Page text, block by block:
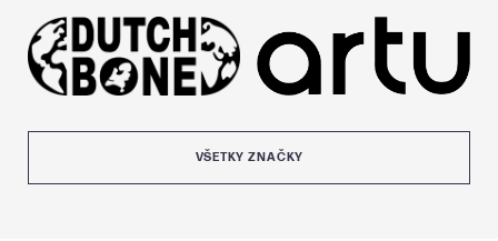
VŠETKY ZNAČKY